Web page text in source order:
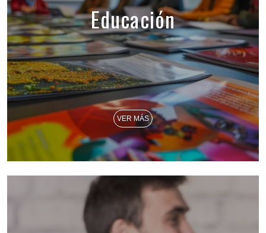
Educación
VER MÁS